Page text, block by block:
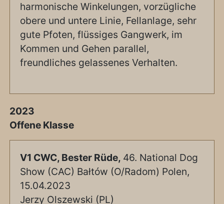
harmonische Winkelungen, vorzügliche
obere und untere Linie, Fellanlage, sehr
gute Pfoten, flüssiges Gangwerk, im
Kommen und Gehen parallel,
freundliches gelassenes Verhalten.
2023
Offene Klasse
V1 CWC, Bester Rüde, 46. National Dog
Show (CAC) Bałtów (O/Radom) Polen,
15.04.2023
Jerzy Olszewski (PL)